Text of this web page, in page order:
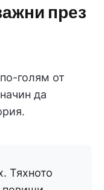
през
голям от
да
Тяхното